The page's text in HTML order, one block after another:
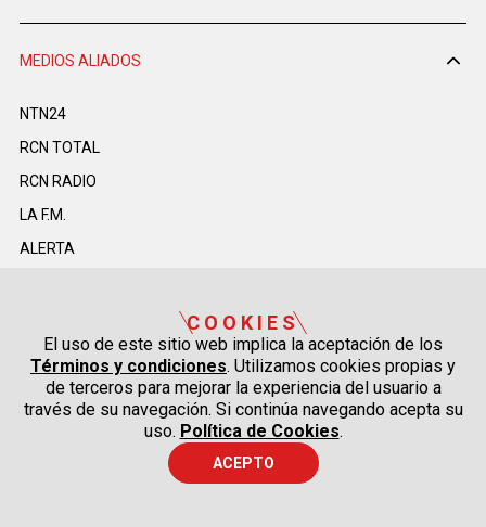
MEDIOS ALIADOS
NTN24
RCN TOTAL
RCN RADIO
LA F.M.
ALERTA
TDT
LA REPÚBLICA
ASUNTOS LEGALES
COOKIES
El uso de este sitio web implica la aceptación de los
Términos y condiciones. Utilizamos cookies propias y
de terceros para mejorar la experiencia del usuario a
través de su navegación. Si continúa navegando acepta su
uso. Política de Cookies.
ACEPTO